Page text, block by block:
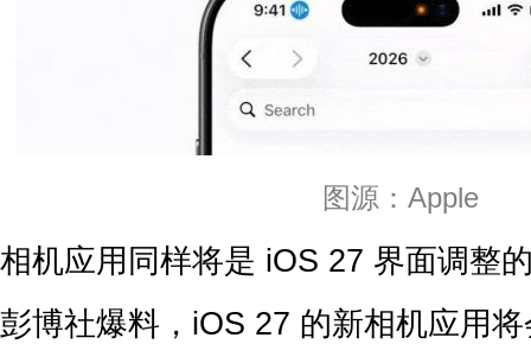
图源：Apple
相机应用同样将是 iOS 27 界面调整
彭博社爆料，iOS 27 的新相机应用将